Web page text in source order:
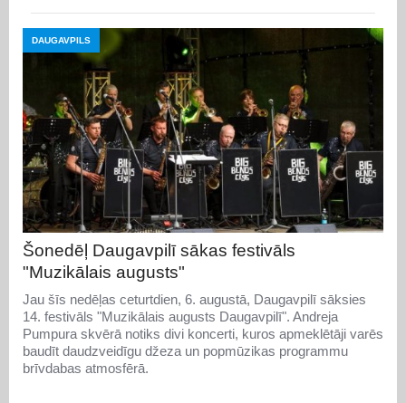
DAUGAVPILS
Šonedēļ Daugavpilī sākas festivāls
"Muzikālais augusts"
Jau šīs nedēļas ceturtdien, 6. augustā, Daugavpilī sāksies
14. festivāls "Muzikālais augusts Daugavpilī". Andreja
Pumpura skvērā notiks divi koncerti, kuros apmeklētāji varēs
baudīt daudzveidīgu džeza un popmūzikas programmu
brīvdabas atmosfērā.